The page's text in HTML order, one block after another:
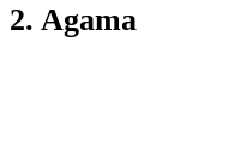
2. Agama